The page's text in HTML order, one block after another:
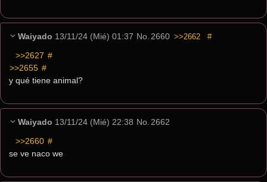
Waiyado 13/11/24 (Mié) 01:37 No. 2660 >>2662 #
>>2627 #
>>2655 #
y qué tiene animal?
Waiyado 13/11/24 (Mié) 22:38 No. 2662
>>2660 #
se ve naco we